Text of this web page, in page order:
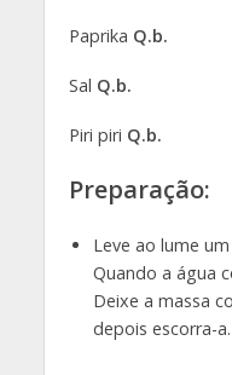
Paprika Q.b.
Sal Q.b.
Piri piri Q.b.
Preparação:
Leve ao lume
Quando a água
Deixe a massa
depois escorra-a.